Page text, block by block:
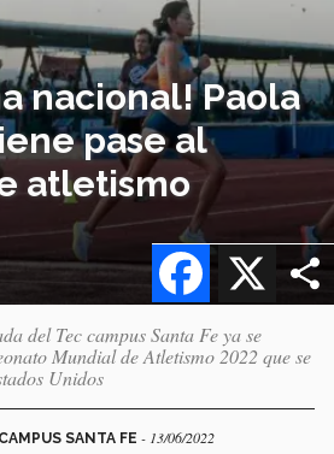
nacional! Paola
pase al
atletismo
X
Facebook
del Tec campus Santa Fe ya se
Mundial de Atletismo 2022 que se
Unidos
SANTA FE - 13/06/2022